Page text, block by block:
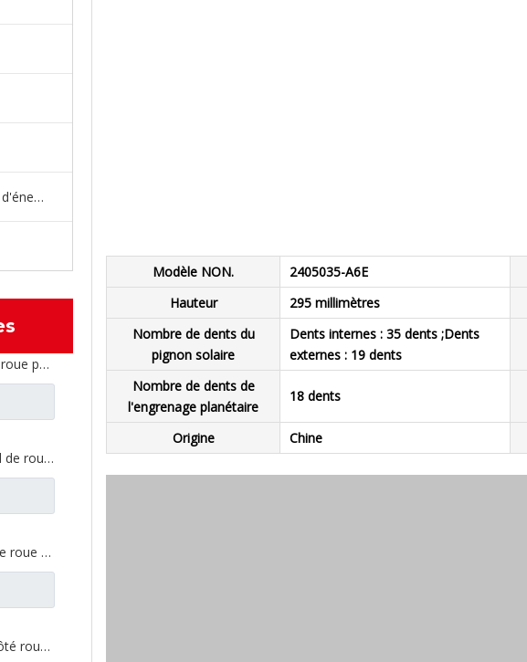
Nouvelles pièces de camion d'énergie
Assemblée de réducteur de roue pour les pièces de rechange 2405-5801824432 de camion de Saic Hongyan H8B
Nouvel assemblage de bord de roue AC16 pour pièces de camion automatique Sinotruk HOWO AZ9981340370
Nouvel ensemble de bord de roue AC16 pour pièces de camion automatique Sinotruk HOWO AZ7129340070
Assemblage de réducteur côté roue pour Shacman Delong F3000 Hande Man essieu pièces de rechange 81.35114.6113
Modèle NON. 2405035-A6E
Hauteur
295 millimètres
Nombre de dents du
pignon solaire
Dents internes : 35 dents ;Dents
externes : 19 dents
Nombre de dents de
l'engrenage planétaire
18 dents
Origine Chine